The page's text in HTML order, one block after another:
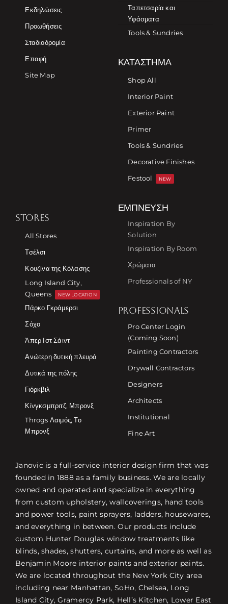
Εκδηλώσεις
Προωθήσεις
Σταδιοδρομία
Επαφή
Site Map
Ταπετσαρία και
Υφάσματα
Tools & Sundries
ΚΑΤΆΣΤΗΜΑ
Shop All
Interior Paint
Exterior Paint
Primer
Tools & Sundries
Decorative Finishes
Festool
NEW
STORES
All Stores
Τσέλσι
Κουζίνα της Κόλασης
Long Island City,
Queens
NEW LOCATION
Πάρκο Γκράμερσι
Σόχο
Άπερ Ιστ Σάιντ
Ανώτερη δυτική πλευρά
Δυτικά της πόλης
Γιόρκβιλ
Κίνγκσμπριτζ, Μπρονξ
Throgs Λαιμός, Το
Μπρονξ
ΈΜΠΝΕΥΣΗ
Inspiration By
Solution
Inspiration By Room
Χρώματα
Professionals of NY
PROFESSIONALS
Pro Center Login
(Coming Soon)
Painting Contractors
Drywall Contractors
Designers
Architects
Institutional
Fine Art
Janovic is a full-service interior design firm that was
founded in 1888 as a family business. We are locally
owned and operated and specialize in everything
from custom upholstery, wallcoverings, hand tools
and power tools, paint sprayers, ladders, housewares,
and everything in between. Our products include
custom Hunter Douglas window treatments like
blinds, shades, shutters, curtains, and more as well as
Benjamin Moore interior paints and exterior paints.
We are located throughout the New York City area
including near Manhattan, SoHo, Chelsea, Long
Island City, Gramercy Park, Hell’s Kitchen, Lower East